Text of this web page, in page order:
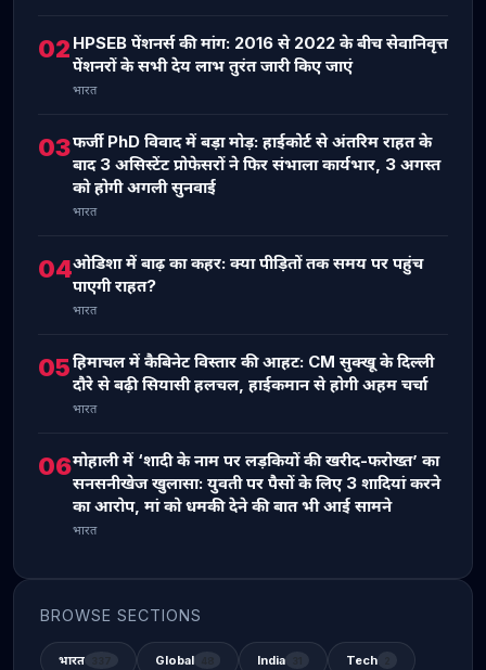
02 HPSEB पेंशनर्स की मांग: 2016 से 2022 के बीच सेवानिवृत्त
पेंशनरों के सभी देय लाभ तुरंत जारी किए जाएं
भारत
03फर्जी PhD विवाद में बड़ा मोड़: हाईकोर्ट से अंतरिम राहत के
बाद 3 असिस्टेंट प्रोफेसरों ने फिर संभाला कार्यभार, 3 अगस्त
को होगी अगली सुनवाई
भारत
04ओडिशा में बाढ़ का कहर: क्या पीड़ितों तक समय पर पहुंच
पाएगी राहत?
भारत
05हिमाचल में कैबिनेट विस्तार की आहट: CM सुक्खू के दिल्ली
दौरे से बढ़ी सियासी हलचल, हाईकमान से होगी अहम चर्चा
भारत
06मोहाली में ‘शादी के नाम पर लड़कियों की खरीद-फरोख्त’ का
सनसनीखेज खुलासा: युवती पर पैसों के लिए 3 शादियां करने
का आरोप, मां को धमकी देने की बात भी आई सामने
भारत
BROWSE SECTIONS
भारत Global India Tech